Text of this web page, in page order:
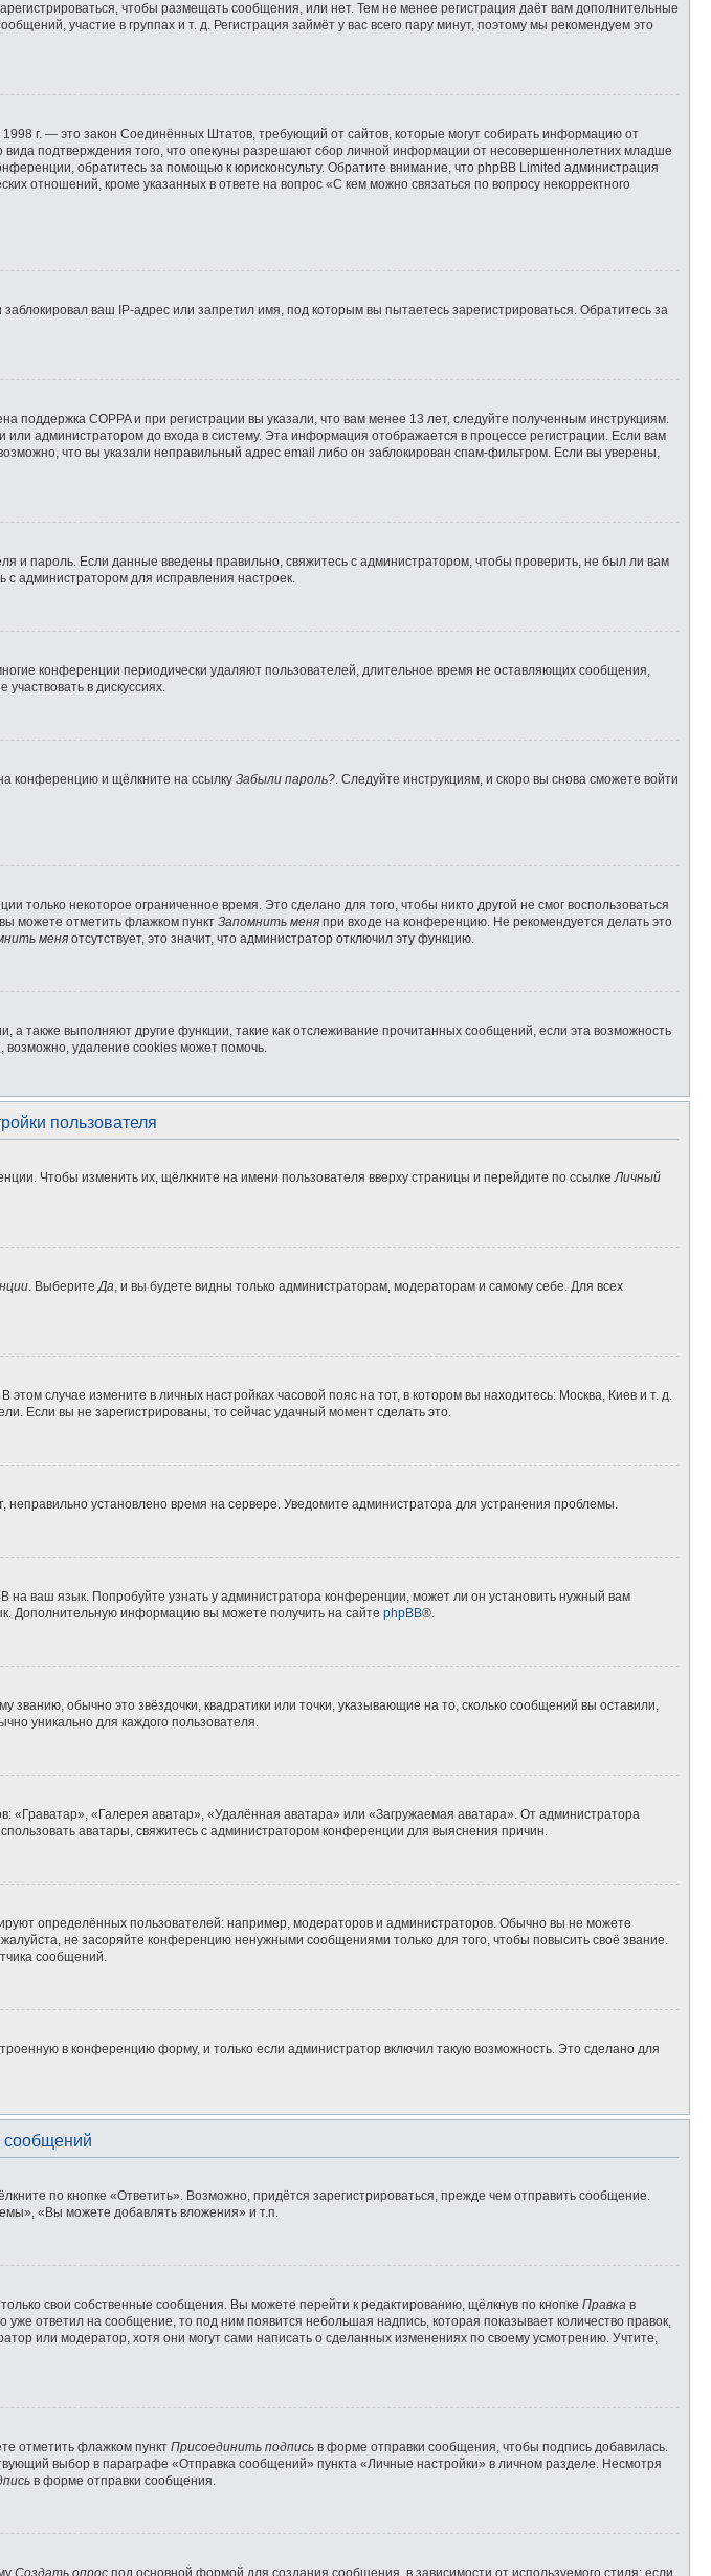
чтобы размещать сообщения, или нет. Тем не менее регистрация даёт вам дополнительные
участие в группах и т. д. Регистрация займёт у вас всего пару минут, поэтому мы рекомендуем это
г. — это закон Соединённых Штатов, требующий от сайтов, которые могут собирать информацию от
подтверждения того, что опекуны разрешают сбор личной информации от несовершеннолетних младше
обратитесь за помощью к юрисконсульту. Обратите внимание, что phpBB Limited администрация
отношений, кроме указанных в ответе на вопрос «С кем можно связаться по вопросу некорректного
ваш IP-адрес или запретил имя, под которым вы пытаетесь зарегистрироваться. Обратитесь за
COPPA и при регистрации вы указали, что вам менее 13 лет, следуйте полученным инструкциям.
администратором до входа в систему. Эта информация отображается в процессе регистрации. Если вам
что вы указали неправильный адрес email либо он заблокирован спам-фильтром. Если вы уверены,
и пароль. Если данные введены правильно, свяжитесь с администратором, чтобы проверить, не был ли вам
администратором для исправления настроек.
конференции периодически удаляют пользователей, длительное время не оставляющих сообщения,
в дискуссиях.
конференцию и щёлкните на ссылку Забыли пароль?. Следуйте инструкциям, и скоро вы снова сможете войти
только некоторое ограниченное время. Это сделано для того, чтобы никто другой не смог воспользоваться
можете отметить флажком пункт Запомнить меня при входе на конференцию. Не рекомендуется делать это
меня отсутствует, это значит, что администратор отключил эту функцию.
также выполняют другие функции, такие как отслеживание прочитанных сообщений, если эта возможность
удаление cookies может помочь.
пользователя
Чтобы изменить их, щёлкните на имени пользователя вверху страницы и перейдите по ссылкеЛичный
. ВыберитеДа, и вы будете видны только администраторам, модераторам и самому себе. Для всех
случае измените в личных настройках часовой пояс на тот, в котором вы находитесь: Москва, Киев и т. д.
Если вы не зарегистрированы, то сейчас удачный момент сделать это.
установлено время на сервере. Уведомите администратора для устранения проблемы.
ваш язык. Попробуйте узнать у администратора конференции, может ли он установить нужный вам
Дополнительную информацию вы можете получить на сайте phpBB®.
обычно это звёздочки, квадратики или точки, указывающие на то, сколько сообщений вы оставили,
уникально для каждого пользователя.
«Галерея аватар», «Удалённая аватара» или «Загружаемая аватара». От администратора
аватары, свяжитесь с администратором конференции для выяснения причин.
определённых пользователей: например, модераторов и администраторов. Обычно вы не можете
не засоряйте конференцию ненужными сообщениями только для того, чтобы повысить своё звание.
сообщений.
в конференцию форму, и только если администратор включил такую возможность. Это сделано для
сообщений
по кнопке «Ответить». Возможно, придётся зарегистрироваться, прежде чем отправить сообщение.
«Вы можете добавлять вложения» и т.п.
свои собственные сообщения. Вы можете перейти к редактированию, щёлкнув по кнопке Правка в
ответил на сообщение, то под ним появится небольшая надпись, которая показывает количество правок,
или модератор, хотя они могут сами написать о сделанных изменениях по своему усмотрению. Учтите,
отметить флажком пункт Присоединить подпись в форме отправки сообщения, чтобы подпись добавилась.
выбор в параграфе «Отправка сообщений» пункта «Личные настройки» в личном разделе. Несмотря
в форме отправки сообщения.
Создать опрос под основной формой для создания сообщения, в зависимости от используемого стиля; если